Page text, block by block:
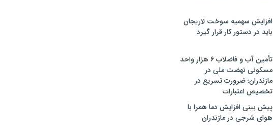
افزایش سهمیه سوخت لاریجان
باید در دستور کار قرار گیرد
تأمین آب و فاضلاب ۶ هزار واحد
مسکونی نهضت ملی در
مازندران؛ ضرورت تسریع در
تخصیص اعتبارات
پیش بینی افزایش دما همرا با
هوای شرجی در مازندران